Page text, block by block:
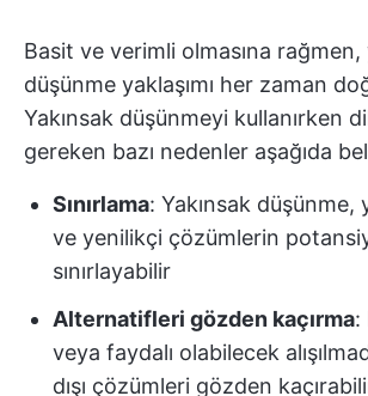
Basit ve verimli olmasına rağmen,
düşünme yaklaşımı her zaman
Yakınsak düşünmeyi kullanırken
gereken bazı nedenler aşağıda
Sınırlama: Yakınsak düşünme,
ve yenilikçi çözümlerin
sınırlayabilir
Alternatifleri gözden kaçırma:
veya faydalı olabilecek
dışı çözümleri gözden